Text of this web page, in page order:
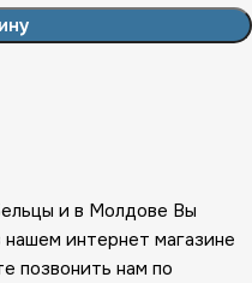
и в Молдове Вы
интернет магазине
позвонить нам по